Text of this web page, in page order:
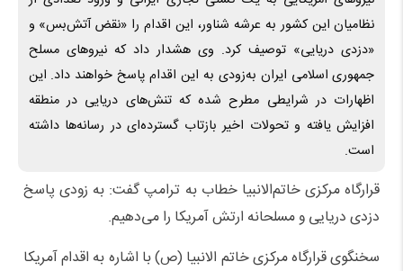
نظامیان این کشور به عرشه شناور، این اقدام را «نقض آتش‌بس» و
«دزدی دریایی» توصیف کرد. وی هشدار داد که نیروهای مسلح
جمهوری اسلامی ایران به‌زودی به این اقدام پاسخ خواهند داد. این
اظهارات در شرایطی مطرح شده که تنش‌های دریایی در منطقه
افزایش یافته و تحولات اخیر بازتاب گسترده‌ای در رسانه‌ها داشته
است.
قرارگاه مرکزی خاتم‌الانبیا خطاب به ترامپ گفت: به زودی پاسخ
دزدی دریایی و مسلحانه ارتش آمریکا را می‌دهیم.
سخنگوی قرارگاه مرکزی خاتم الانبیا (ص) با اشاره به اقدام آمریکا